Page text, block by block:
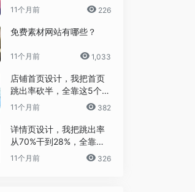
11个月前 226
免费素材网站有哪些？
11个月前 1,033
店铺首页设计，我把首页
跳出率砍半，全靠这5个流
量炼金术
11个月前 382
详情页设计，我把跳出率
从70%干到28%，全靠这6
个反人性套路
11个月前 326